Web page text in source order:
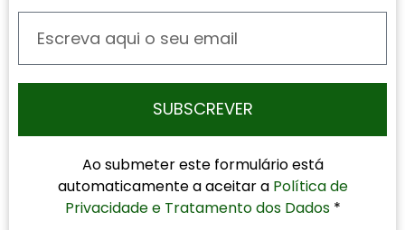
SUBSCREVER
Ao submeter este formulário está
automaticamente a aceitar a Política de
Privacidade e Tratamento dos Dados *